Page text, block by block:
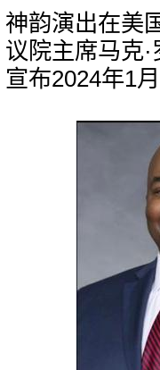
神韵演出在美
议院主席马克
宣布2024年1